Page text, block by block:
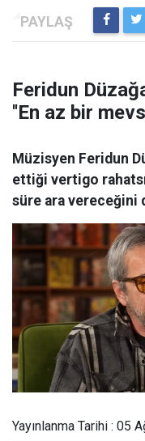
Feridun
''En az bir
Müzisyen Feridun
ettiği vertigo
süre ara vereceğini
Yayınlanma Tarihi : 05